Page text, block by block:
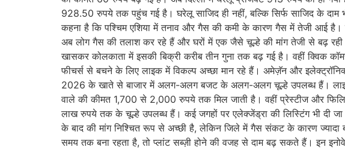
928.50 रुपये तक पहुंच गई है। घरेलू साजिद ही नहीं, बल्कि सिर्फ साजिद के दाम
कहना है कि पश्चिम एशिया में तनाव और गैस की कमी के कारण गैस में तेजी आई है।
अब लोग गैस की तलाश कर रहे हैं और घरों में एक जैसे चूल्हे की मांग तेजी से बढ़ रही
खासकर कोलकाता में इसकी बिक्री करीब तीन गुना तक बढ़ गई है। वहीं क्विक
फीचर्स से बचने के लिए लाइक में विकल्प अच्छा मान रहे हैं। अमेज़ॅन और
2026 के खाते से बाजार में अलग-अलग बजट के अलग-अलग चूल्हे उपलब्ध हैं।
वाले की कीमत 1,700 से 2,000 रुपये तक मिल जाती है। वहीं प्रेस्टीज और
लाख रुपये तक के चूल्हे उपलब्ध हैं। कई जगहों पर एलेक्जेंड्रा की लिस्टिंग भी दी
के बाद की मांग निश्चित रूप से अच्छी है, लेकिन जिले में गैस संकट के कारण
समय तक बना रहता है, तो प्लांट सब्ज़ी होने की वजह से दाम बढ़ सकते हैं। इन